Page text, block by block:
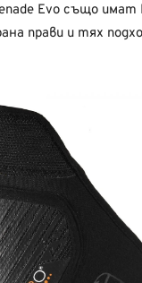
Evo също
прави и тях